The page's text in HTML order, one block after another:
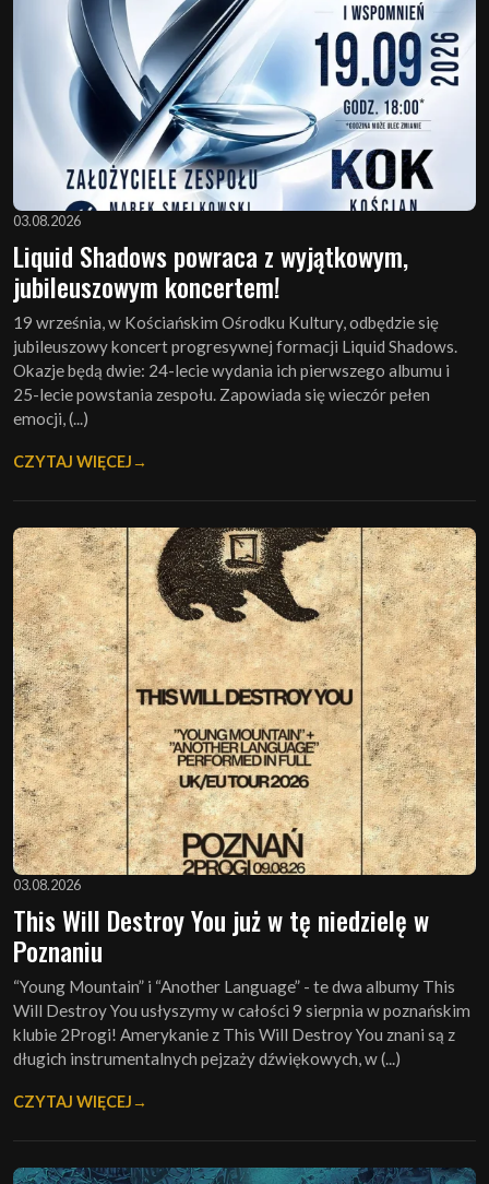
03.08.2026
Liquid Shadows powraca z wyjątkowym,
jubileuszowym koncertem!
19 września, w Kościańskim Ośrodku Kultury, odbędzie się
jubileuszowy koncert progresywnej formacji Liquid Shadows.
Okazje będą dwie: 24-lecie wydania ich pierwszego albumu i
25-lecie powstania zespołu. Zapowiada się wieczór pełen
emocji, (...)
CZYTAJ WIĘCEJ
03.08.2026
This Will Destroy You już w tę niedzielę w
Poznaniu
“Young Mountain” i “Another Language” - te dwa albumy This
Will Destroy You usłyszymy w całości 9 sierpnia w poznańskim
klubie 2Progi! Amerykanie z This Will Destroy You znani są z
długich instrumentalnych pejzaży dźwiękowych, w (...)
CZYTAJ WIĘCEJ